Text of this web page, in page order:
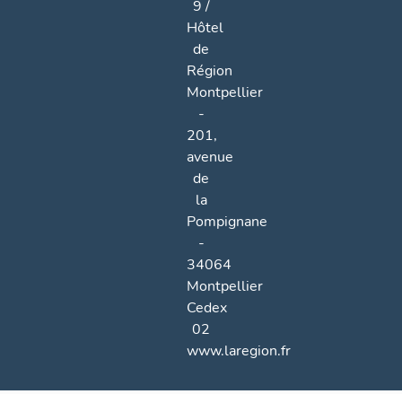
9 /
Hôtel
de
Région
Montpellier
-
201,
avenue
de
la
Pompignane
-
34064
Montpellier
Cedex
02
www.laregion.fr